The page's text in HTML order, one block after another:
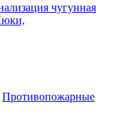
чугунная
Противопожарные